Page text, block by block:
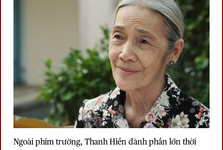
Ngoài phim trường, Thanh Hiềndành phần lớn thời